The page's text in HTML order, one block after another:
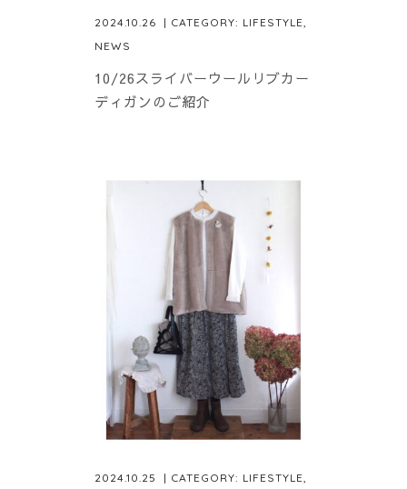
2024.10.26 | CATEGORY: LIFESTYLE,
NEWS
10/26スライバーウールリブカー
ディガンのご紹介
2024.10.25 | CATEGORY: LIFESTYLE,